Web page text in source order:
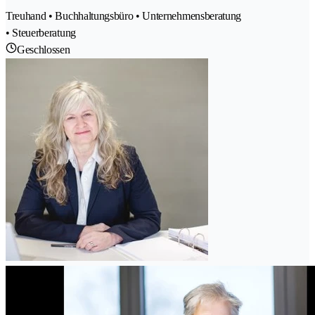
Treuhand • Buchhaltungsbüro • Unternehmensberatung
• Steuerberatung
Geschlossen